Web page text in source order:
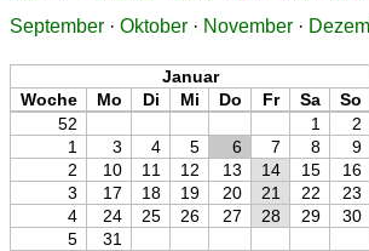
September · Oktober · November ·
Januar
Woche
Mo Di Mi Do Fr Sa
So
52
1
2
1
3 4 5 6 7 8
9
2
10 11 12 13 14 15
16
3
17 18 19 20 21 22
23
4
24 25 26 27 28 29
30
5
31